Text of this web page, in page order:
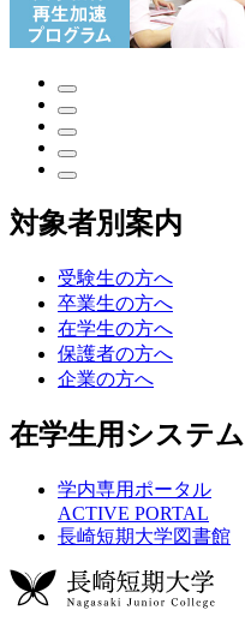
対象者別案内
受験生の方へ
卒業生の方へ
在学生の方へ
保護者の方へ
企業の方へ
在学生用システム
学内専用ポータル
ACTIVE PORTAL
長崎短期大学図書館